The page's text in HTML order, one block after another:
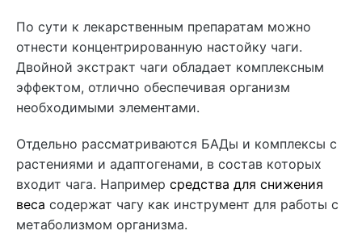
По сути к лекарственным препаратам можно
отнести концентрированную настойку чаги.
Двойной экстракт чаги обладает комплексным
эффектом, отлично обеспечивая организм
необходимыми элементами.
Отдельно рассматриваются БАДы и комплексы с
растениями и адаптогенами, в состав которых
входит чага. Например средства для снижения
веса содержат чагу как инструмент для работы с
метаболизмом организма.